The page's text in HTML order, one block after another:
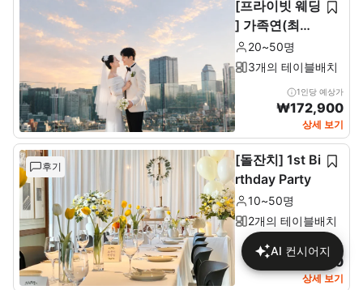
[프라이빗 웨딩
] 가족연(최소2
0~최대 50인)
20~50명
3개의 테이블배치
1인당 예상가
₩172,900
상세 보기
후기
[돌잔치] 1st Bi
rthday Party
10~50명
2개의 테이블배치
1인당 예상가
₩137,680
상세 보기
AI 컨시어지